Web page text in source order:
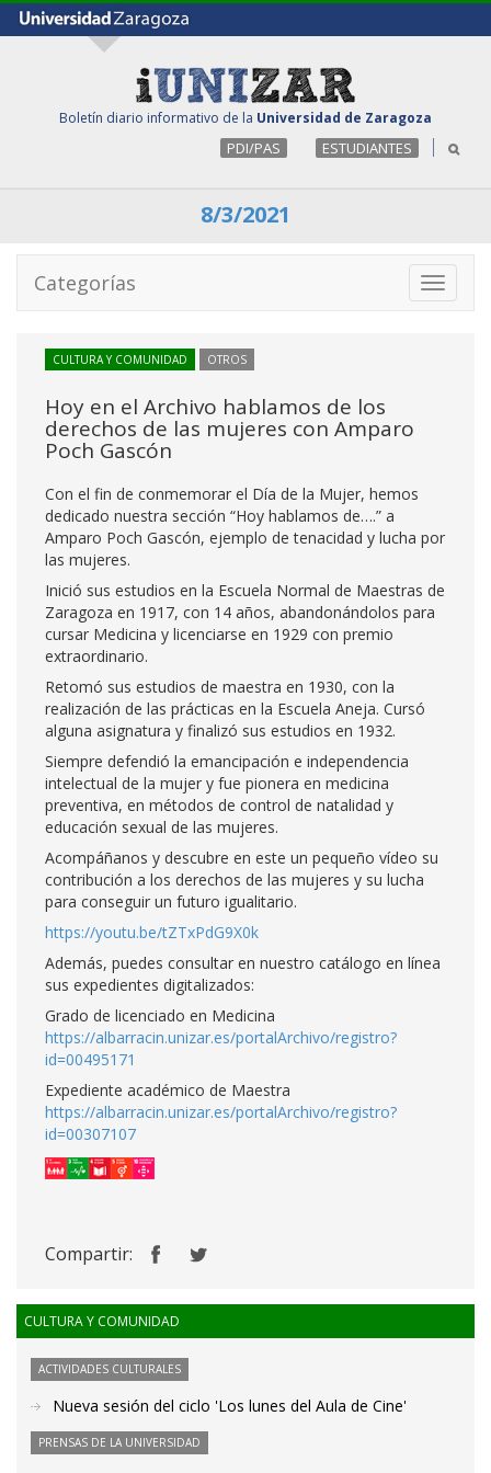
Boletín diario informativo de la Universidad de Zaragoza
PDI/PAS ESTUDIANTES
8/3/2021
Toggle
Categorías
CULTURA Y COMUNIDAD OTROS
Hoy en el Archivo hablamos de los
derechos de las mujeres con Amparo
Poch Gascón
Con el fin de conmemorar el Día de la Mujer, hemos
dedicado nuestra sección “Hoy hablamos de….” a
Amparo Poch Gascón, ejemplo de tenacidad y lucha por
las mujeres.
Inició sus estudios en la Escuela Normal de Maestras de
Zaragoza en 1917, con 14 años, abandonándolos para
cursar Medicina y licenciarse en 1929 con premio
extraordinario.
Retomó sus estudios de maestra en 1930, con la
realización de las prácticas en la Escuela Aneja. Cursó
alguna asignatura y finalizó sus estudios en 1932.
Siempre defendió la emancipación e independencia
intelectual de la mujer y fue pionera en medicina
preventiva, en métodos de control de natalidad y
educación sexual de las mujeres.
Acompáñanos y descubre en este un pequeño vídeo su
contribución a los derechos de las mujeres y su lucha
para conseguir un futuro igualitario.
https://youtu.be/tZTxPdG9X0k
Además, puedes consultar en nuestro catálogo en línea
sus expedientes digitalizados:
Grado de licenciado en Medicina
https://albarracin.unizar.es/portalArchivo/registro?
id=00495171
Expediente académico de Maestra
https://albarracin.unizar.es/portalArchivo/registro?
id=00307107
Compartir:
CULTURA Y COMUNIDAD
ACTIVIDADES CULTURALES
Nueva sesión del ciclo 'Los lunes del Aula de Cine'
PRENSAS DE LA UNIVERSIDAD